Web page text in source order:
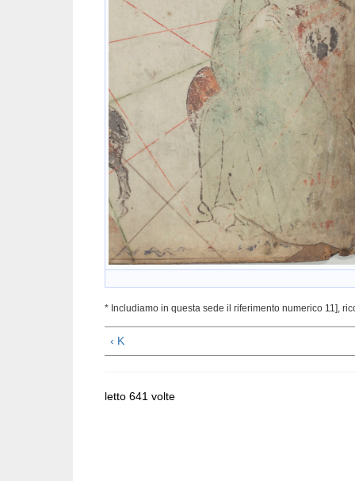
* Includiamo in questa sede il riferimento numerico 11],
‹ K
letto 641 volte